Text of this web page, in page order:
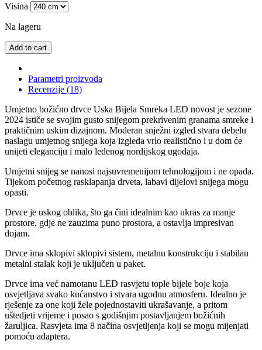
Visina
Na lageru
Add to cart
Parametri proizvoda
Recenzije (18)
Umjetno božićno drvce Uska Bijela Smreka LED novost je sezone
2024 ističe se svojim gusto snijegom prekrivenim granama smreke i
praktičnim uskim dizajnom. Moderan snježni izgled stvara debelu
naslagu umjetnog snijega koja izgleda vrlo realistično i u dom će
unijeti eleganciju i malo ledenog nordijskog ugođaja.
Umjetni snijeg se nanosi najsuvremenijom tehnologijom i ne opada.
Tijekom početnog rasklapanja drveta, labavi dijelovi snijega mogu
opasti.
Drvce je uskog oblika, što ga čini idealnim kao ukras za manje
prostore, gdje ne zauzima puno prostora, a ostavlja impresivan
dojam.
Drvce ima sklopivi sklopivi sistem, metalnu konstrukciju i stabilan
metalni stalak koji je uključen u paket.
Drvce ima već namotanu LED rasvjetu tople bijele boje koja
osvjetljava svako kućanstvo i stvara ugodnu atmosferu. Idealno je
rješenje za one koji žele pojednostaviti ukrašavanje, a pritom
uštedjeti vrijeme i posao s godišnjim postavljanjem božićnih
žaruljica. Rasvjeta ima 8 načina osvjetljenja koji se mogu mijenjati
pomoću adaptera.